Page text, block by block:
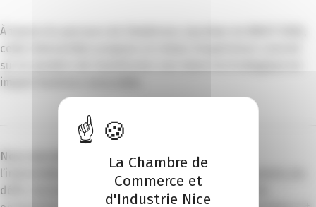
À travers le parcours de DataGreen, lauréate du WAICF 2026,
cette intervention propose un retour d’expérience concret
sur la manière de transformer une vision technologique en
impact business mesurable.
Nous aborderons les étapes clés de l’idéation à
l’industrialisation, les choix technologiques structurants, les
défis rencontrés et les enseignements tirés pour les
La Chambre de
Commerce et
d'Industrie Nice